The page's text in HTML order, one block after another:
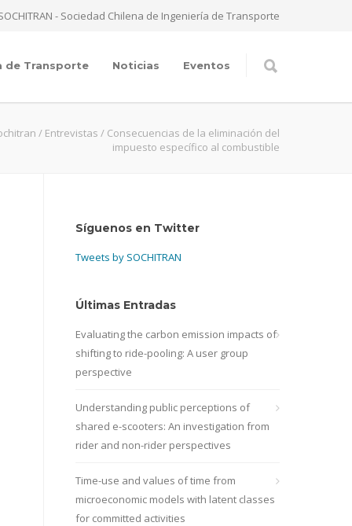
- Sociedad Chilena de Ingeniería de Transporte
de Transporte Noticias Eventos
/ Entrevistas / Consecuencias de la eliminación del
impuesto específico al combustible
Síguenos en Twitter
Tweets by SOCHITRAN
Últimas Entradas
Evaluating the carbon emission impacts of
shifting to ride-pooling: A user group
perspective
Understanding public perceptions of
shared e-scooters: An investigation from
rider and non-rider perspectives
Time-use and values of time from
microeconomic models with latent classes
for committed activities